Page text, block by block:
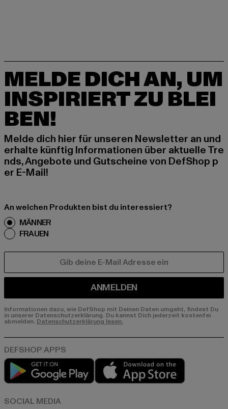
MELDE DICH AN, UM
INSPIRIERT ZU BLEI
BEN!
Melde dich hier für unseren Newsletter an und
erhalte künftig Informationen über aktuelle Tre
nds, Angebote und Gutscheine von DefShop p
er E-Mail!
An welchen Produkten bist du interessiert?
MÄNNER
FRAUEN
ANMELDEN
Informationen dazu, wie DefShop mit Deinen Daten umgeht, findest Du
in unserer Datenschutzerklärung. Du kannst Dich jederzeit kostenfei
abmelden. Datenschutzerklärung lesen.
Play market